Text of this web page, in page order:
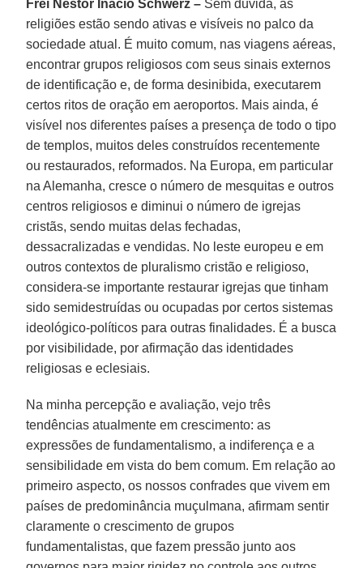
Frei Nestor Inácio Schwerz – Sem dúvida, as
religiões estão sendo ativas e visíveis no palco da
sociedade atual. É muito comum, nas viagens aéreas,
encontrar grupos religiosos com seus sinais externos
de identificação e, de forma desinibida, executarem
certos ritos de oração em aeroportos. Mais ainda, é
visível nos diferentes países a presença de todo o tipo
de templos, muitos deles construídos recentemente
ou restaurados, reformados. Na Europa, em particular
na Alemanha, cresce o número de mesquitas e outros
centros religiosos e diminui o número de igrejas
cristãs, sendo muitas delas fechadas,
dessacralizadas e vendidas. No leste europeu e em
outros contextos de pluralismo cristão e religioso,
considera-se importante restaurar igrejas que tinham
sido semidestruídas ou ocupadas por certos sistemas
ideológico-políticos para outras finalidades. É a busca
por visibilidade, por afirmação das identidades
religiosas e eclesiais.
Na minha percepção e avaliação, vejo três
tendências atualmente em crescimento: as
expressões de fundamentalismo, a indiferença e a
sensibilidade em vista do bem comum. Em relação ao
primeiro aspecto, os nossos confrades que vivem em
países de predominância muçulmana, afirmam sentir
claramente o crescimento de grupos
fundamentalistas, que fazem pressão junto aos